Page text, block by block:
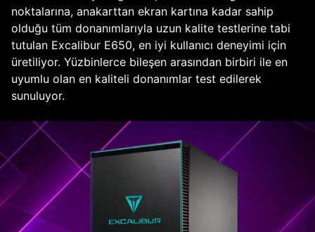
noktalarına, anakarttan ekran kartına kadar sahip
olduğu tüm donanımlarıyla uzun kalite testlerine tabi
tutulan Excalibur E650, en iyi kullanıcı deneyimi için
üretiliyor. Yüzbinlerce bileşen arasından birbiri ile en
uyumlu olan en kaliteli donanımlar test edilerek
sunuluyor.